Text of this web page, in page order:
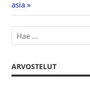
Post:
asia
ARVOSTELUT